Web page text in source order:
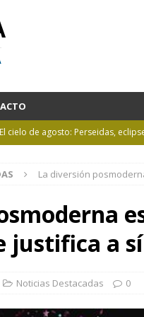
El cielo de agosto: Perseidas,
Calendario de eventos turísticos
La UCALP incorpora la
Inhabilitado por realizar
La diversión
justifica a
Noticias Destacadas 0